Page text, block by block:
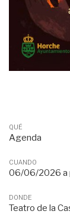
QUÉ
Agenda
CUANDO
06/06/2026 a
DONDE
Teatro de la